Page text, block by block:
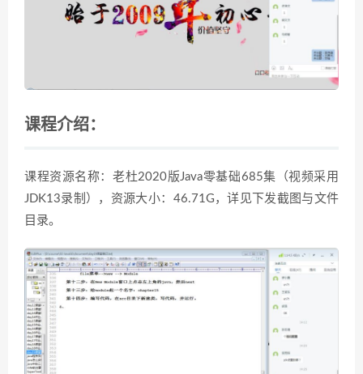
课程介绍：
课程资源名称：老杜2020版Java零基础685集（视频采用
JDK13录制），资源大小：46.71G，详见下发截图与文件
目录。